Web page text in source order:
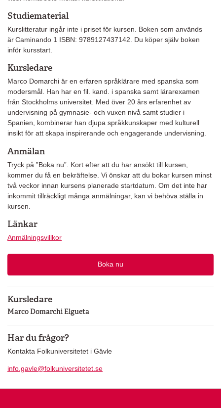
Studiematerial
Kurslitteratur ingår inte i priset för kursen. Boken som används
är Caminando 1 ISBN: 9789127437142. Du köper själv boken
inför kursstart.
Kursledare
Marco Domarchi är en erfaren språklärare med spanska som
modersmål. Han har en fil. kand. i spanska samt lärarexamen
från Stockholms universitet. Med över 20 års erfarenhet av
undervisning på gymnasie- och vuxen nivå samt studier i
Spanien, kombinerar han djupa språkkunskaper med kulturell
insikt för att skapa inspirerande och engagerande undervisning.
Anmälan
Tryck på ”Boka nu”. Kort efter att du har ansökt till kursen,
kommer du få en bekräftelse. Vi önskar att du bokar kursen minst
två veckor innan kursens planerade startdatum. Om det inte har
inkommit tillräckligt många anmälningar, kan vi behöva ställa in
kursen.
Länkar
Anmälningsvillkor
Boka nu
Kursledare
Marco Domarchi Elgueta
Har du frågor?
Kontakta Folkuniversitetet i Gävle
info.gavle@folkuniversitetet.se